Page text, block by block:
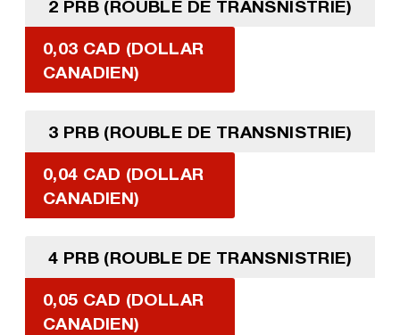
2 PRB (ROUBLE DE TRANSNISTRIE)
0,03 CAD (DOLLAR
CANADIEN)
3 PRB (ROUBLE DE TRANSNISTRIE)
0,04 CAD (DOLLAR
CANADIEN)
4 PRB (ROUBLE DE TRANSNISTRIE)
0,05 CAD (DOLLAR
CANADIEN)